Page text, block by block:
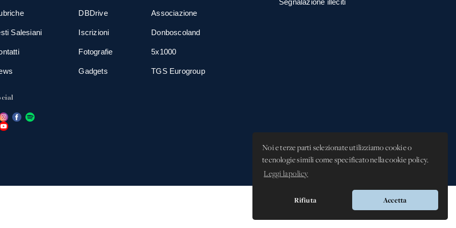
Noi e terze parti selezionate utilizziamo cookie o
tecnologie simili come specificato nella cookie policy.
Leggi la policy
Rifiuta Accetta
Salesiani
DBDrive
Iscrizioni
Fotografie
Gadgets
Associazione
Donboscoland
5x1000
TGS Eurogroup
Segnalazione illeciti